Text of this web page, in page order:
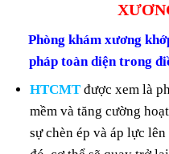
Phòng khám xương
pháp toàn diện trong
HTCMT được xem là
mềm và tăng cường
sự chèn ép và áp lực